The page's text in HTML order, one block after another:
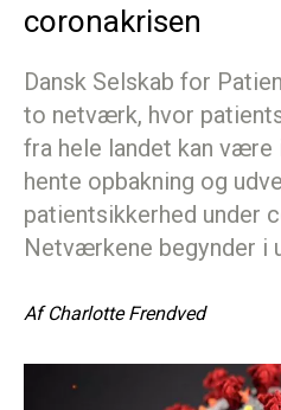
coronakrisen
Dansk Selskab for
to netværk, hvor
fra hele landet kan være
hente opbakning og
patientsikkerhed under
Netværkene begynder i
Af Charlotte Frendved